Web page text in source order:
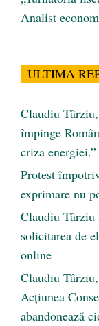
Analist
ULTIMA
Claudiu
împinge
criza energiei.”
Protest
exprimare nu
Claudiu Târziu
solicitarea de
online
Claudiu
Acțiunea
abandonează